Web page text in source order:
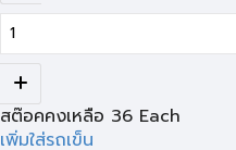
สต๊อคคงเหลือ 36 Each
เพิ่มใส่รถเข็น